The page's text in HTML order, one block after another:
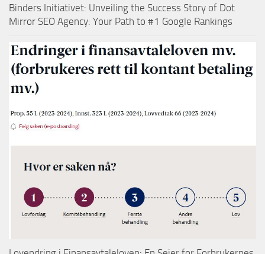
Binders Initiativet: Unveiling the Success Story of Dot
Mirror SEO Agency: Your Path to #1 Google Rankings